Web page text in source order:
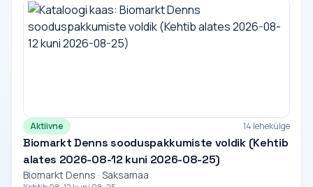
Aktiivne 14 lehekülge
Biomarkt Denns sooduspakkumiste voldik (Kehtib
alates 2026-08-12 kuni 2026-08-25)
Biomarkt Denns · Saksamaa